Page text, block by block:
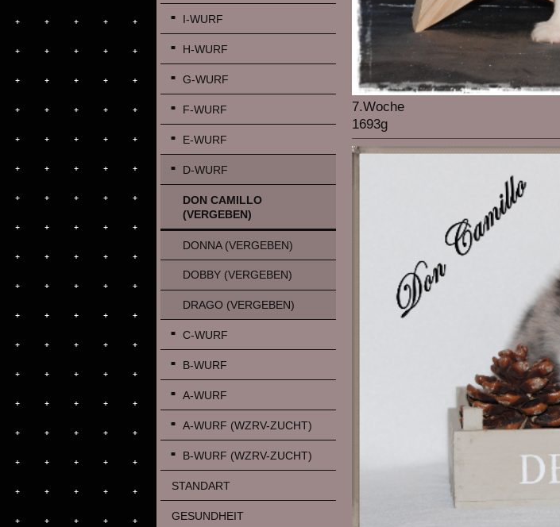
I-WURF
H-WURF
G-WURF
F-WURF
E-WURF
D-WURF
DON CAMILLO
(VERGEBEN)
DONNA (VERGEBEN)
DOBBY (VERGEBEN)
DRAGO (VERGEBEN)
C-WURF
B-WURF
A-WURF
A-WURF (WZRV-ZUCHT)
B-WURF (WZRV-ZUCHT)
STANDART
GESUNDHEIT
7.Woche
1693g